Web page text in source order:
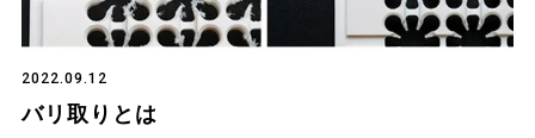
2022.09.12
バリ取りとは